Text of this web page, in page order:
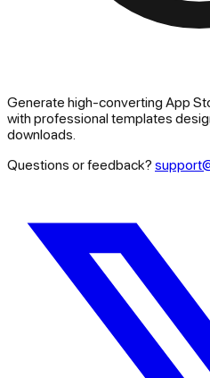
Generate high-converting App
with professional templates
downloads.
Questions or feedback?